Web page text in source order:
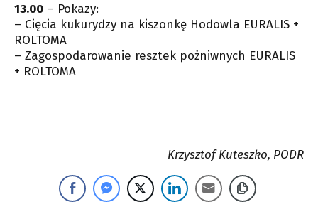
13.00 – Pokazy:
– Cięcia kukurydzy na kiszonkę Hodowla EURALIS +
ROLTOMA
– Zagospodarowanie resztek pożniwnych EURALIS
+ ROLTOMA
Krzysztof Kuteszko, PODR